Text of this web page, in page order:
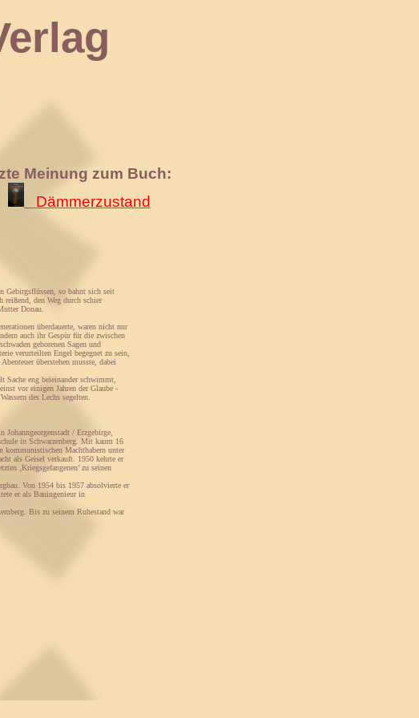
Meinung zum Buch:
Dämmerzustand
Gebirgsflüssen, so bahnt sich seit
den Weg durch schier
Donau.
überdauerte, waren nicht nur
auch ihr Gespür für die zwischen
geborenen Sagen und
verurteilten Engel begegnet zu sein,
überstehen musste, dabei
eng beieinander schwimmt,
vor einigen Jahren der Glaube -
des Lechs segelten.
/ Erzgebirge,
in Schwarzenberg. Mit kaum 16
kommunistischen Machthabern unter
als Geisel verkauft. 1950 kehrte er
‚Kriegsgefangenen’ zu seinen
Von 1954 bis 1957 absolvierte er
er als Bauingenieur in
Bis zu seinem Ruhestand war